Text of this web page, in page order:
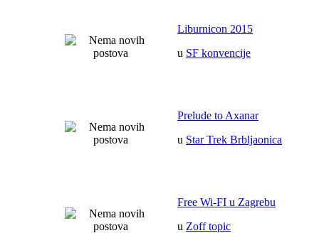
Liburnicon 2015
u SF konvencije
Prelude to Axanar
u Star Trek Brbljaonica
Free Wi-FI u Zagrebu
u Zoff topic